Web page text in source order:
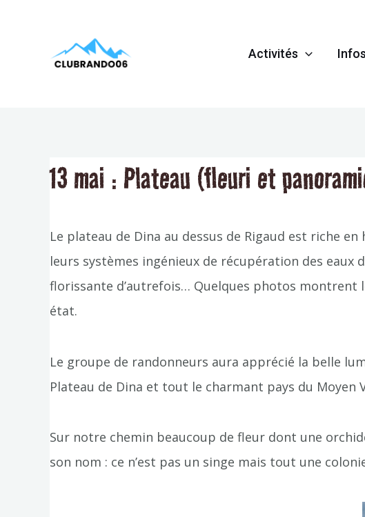
Activités Infos
13 mai : Plateau (fleuri et
Le plateau de Dina au dessus de Rigaud est riche
leurs systèmes ingénieux de récupération des
florissante d’autrefois… Quelques photos montrent
état.
Le groupe de randonneurs aura apprécié la belle
Plateau de Dina et tout le charmant pays du
Sur notre chemin beaucoup de fleur dont une
son nom : ce n’est pas un singe mais tout une
de
l’article